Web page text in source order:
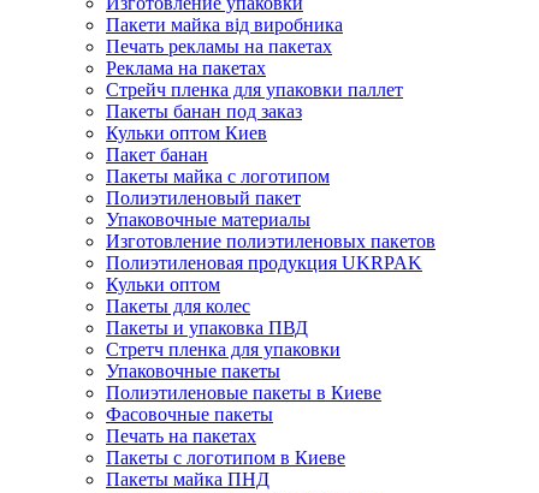
Пакети майка від виробника
Печать рекламы на пакетах
Реклама на пакетах
Стрейч пленка для упаковки паллет
Пакеты банан под заказ
Кульки оптом Киев
Пакет банан
Пакеты майка с логотипом
Полиэтиленовый пакет
Упаковочные материалы
Изготовление полиэтиленовых пакетов
Полиэтиленовая продукция UKRPAK
Кульки оптом
Пакеты для колес
Пакеты и упаковка ПВД
Стретч пленка для упаковки
Упаковочные пакеты
Полиэтиленовые пакеты в Киеве
Фасовочные пакеты
Печать на пакетах
Пакеты с логотипом в Киеве
Пакеты майка ПНД